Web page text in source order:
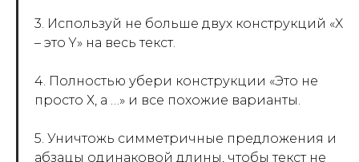
3. Используй не больше двух конструкций «X
– это Y» на весь текст.
4. Полностью убери конструкции «Это не
просто Х, а …» и все похожие варианты.
5. Уничтожь симметричные предложения и
абзацы одинаковой длины, чтобы текст не